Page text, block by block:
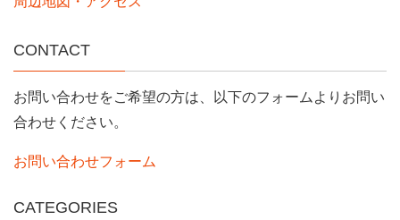
CONTACT
お問い合わせをご希望の方は、以下のフォームよりお問い
合わせください。
お問い合わせフォーム
CATEGORIES